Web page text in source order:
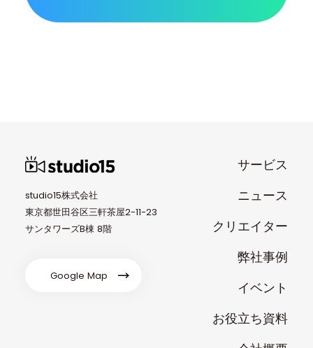
studio15株式会社
東京都世田谷区三軒茶屋2-11-23
サンタワーズB棟 8階
Google Map
サービス
ニュース
クリエイター
弊社事例
イベント
お役立ち資料